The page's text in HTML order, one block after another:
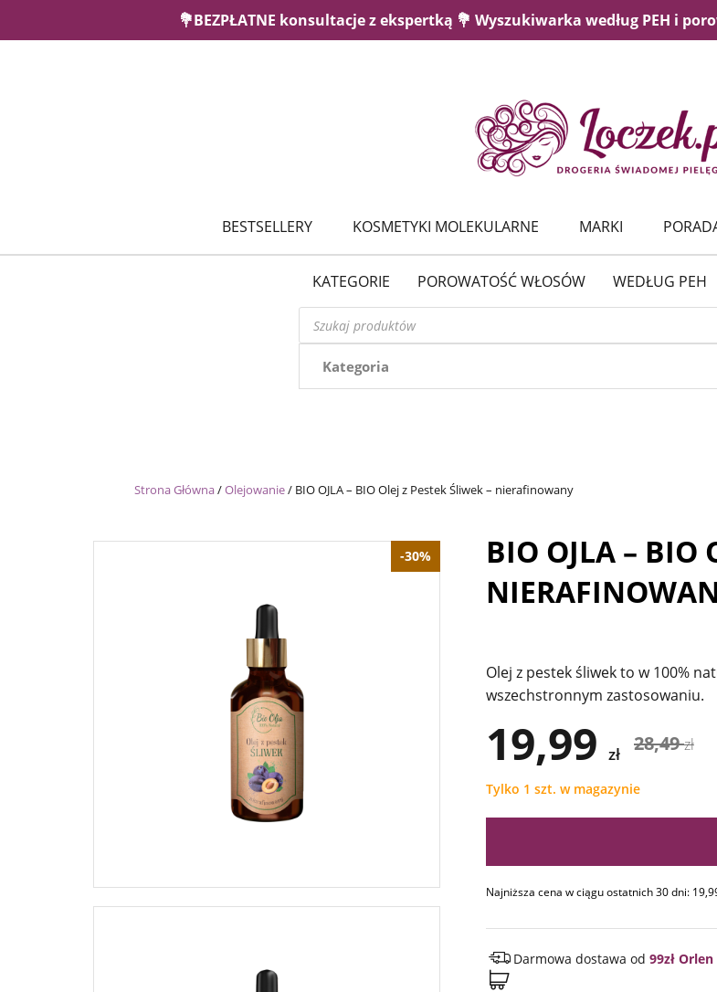
💐BEZPŁATNE konsultacje z ekspertką 💐 Wyszukiwarka według PEH i
BESTSELLERY KOSMETYKI MOLEKULARNE MARKI
KATEGORIE POROWATOŚĆ WŁOSÓW WEDŁUG PEH
Wyszukiwarka
produktów
Strona Główna/Olejowanie/ BIO OJLA – BIO Olej z Pestek Śliwek – nierafinowany
-30%
BIO OJLA – BIO
Olej z pestek śliwek to w 100%
wszechstronnym zastosowaniu.
19,99 zł 28,49zł
Tylko 1 szt. w magazynie
Najniższa cena w ciągu ostatnich 30 dni:
Darmowa dostawa od 99zł